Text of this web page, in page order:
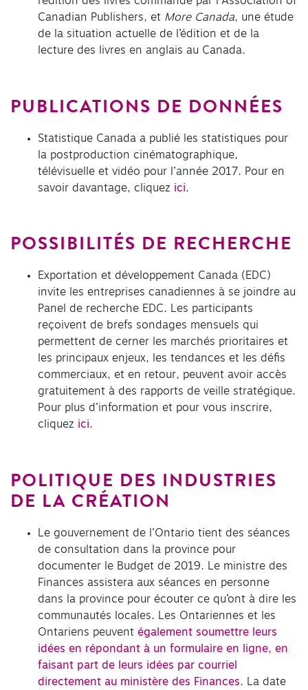
Canadian Publishers, et More Canada, une étude
de la situation actuelle de l’édition et de la
lecture des livres en anglais au Canada.
PUBLICATIONS DE DONNÉES
Statistique Canada a publié les statistiques pour
la postproduction cinématographique,
télévisuelle et vidéo pour l’année 2017. Pour en
savoir davantage, cliquez ici.
POSSIBILITÉS DE RECHERCHE
Exportation et développement Canada (EDC)
invite les entreprises canadiennes à se joindre au
Panel de recherche EDC. Les participants
reçoivent de brefs sondages mensuels qui
permettent de cerner les marchés prioritaires et
les principaux enjeux, les tendances et les défis
commerciaux, et en retour, peuvent avoir accès
gratuitement à des rapports de veille stratégique.
Pour plus d’information et pour vous inscrire,
cliquez ici.
POLITIQUE DES INDUSTRIES
DE LA CRÉATION
Le gouvernement de l’Ontario tient des séances
de consultation dans la province pour
documenter le Budget de 2019. Le ministre des
Finances assistera aux séances en personne
dans la province pour écouter ce qu’ont à dire les
communautés locales. Les Ontariennes et les
Ontariens peuvent également soumettre leurs
idées en répondant à un formulaire en ligne, en
faisant part de leurs idées par courriel
directement au ministère des Finances. La date